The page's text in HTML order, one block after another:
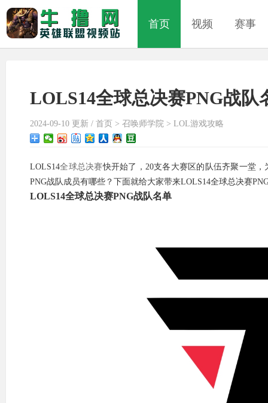
首页 视频 赛事
LOLS14全球总决赛PNG战队
2024-09-10 更新 / 首页 > 召唤师学院 > LOL游戏攻略
LOLS14全球总决赛快开始了，20支各大赛区的队伍齐聚一堂
PNG战队成员有哪些？下面就给大家带来LOLS14全球总决赛
LOLS14全球总决赛PNG战队名单